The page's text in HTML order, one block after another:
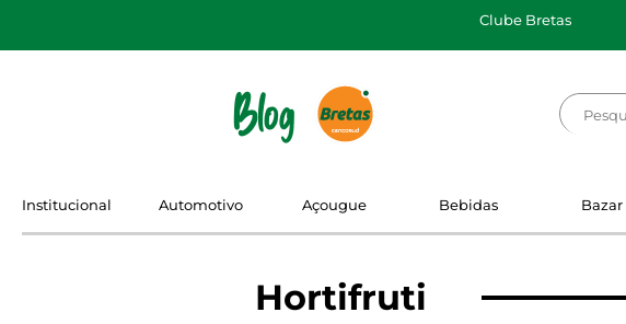
Clube Bretas
Blog
Institucional Automotivo Açougue Bebidas Bazar
Hortifruti